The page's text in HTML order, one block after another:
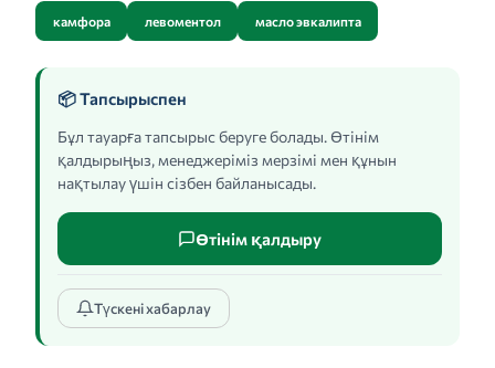
камфора левоментол масло эвкалипта
📦 Тапсырыспен
Бұл тауарға тапсырыс беруге болады. Өтінім
қалдырыңыз, менеджеріміз мерзімі мен құнын
нақтылау үшін сізбен байланысады.
Өтінім қалдыру
Түскені хабарлау